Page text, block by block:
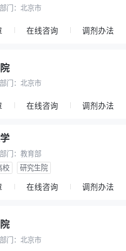
门： 北京市
在线咨询 调剂办法
门： 北京市
在线咨询 调剂办法
门： 教育部
校
研究生院
在线咨询 调剂办法
门： 北京市